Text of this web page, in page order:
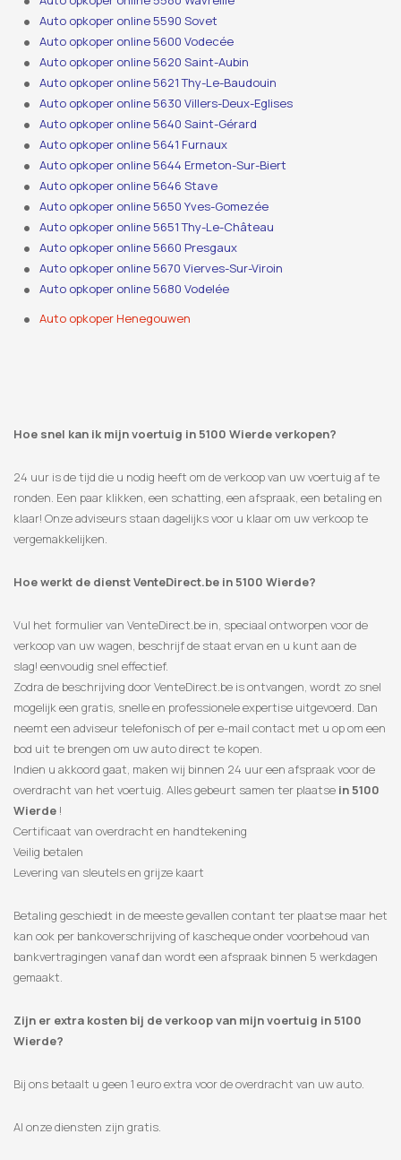
Auto opkoper online 5590 Sovet
Auto opkoper online 5600 Vodecée
Auto opkoper online 5620 Saint-Aubin
Auto opkoper online 5621 Thy-Le-Baudouin
Auto opkoper online 5630 Villers-Deux-Eglises
Auto opkoper online 5640 Saint-Gérard
Auto opkoper online 5641 Furnaux
Auto opkoper online 5644 Ermeton-Sur-Biert
Auto opkoper online 5646 Stave
Auto opkoper online 5650 Yves-Gomezée
Auto opkoper online 5651 Thy-Le-Château
Auto opkoper online 5660 Presgaux
Auto opkoper online 5670 Vierves-Sur-Viroin
Auto opkoper online 5680 Vodelée
Auto opkoper Henegouwen
Hoe snel kan ik mijn voertuig in 5100 Wierde verkopen?
24 uur is de tijd die u nodig heeft om de verkoop van uw voertuig af te
ronden. Een paar klikken, een schatting, een afspraak, een betaling en
klaar! Onze adviseurs staan ​​dagelijks voor u klaar om uw verkoop te
vergemakkelijken.
Hoe werkt de dienst VenteDirect.be in 5100 Wierde?
Vul het formulier van VenteDirect.be in, speciaal ontworpen voor de
verkoop van uw wagen, beschrijf de staat ervan en u kunt aan de
slag! eenvoudig snel effectief.
Zodra de beschrijving door VenteDirect.be is ontvangen, wordt zo snel
mogelijk een gratis, snelle en professionele expertise uitgevoerd. Dan
neemt een adviseur telefonisch of per e-mail contact met u op om een
​​bod uit te brengen om uw auto direct te kopen.
Indien u akkoord gaat, maken wij binnen 24 uur een afspraak voor de
overdracht van het voertuig. Alles gebeurt samen ter plaatse in 5100
Wierde !
Certificaat van overdracht en handtekening
Veilig betalen
Levering van sleutels en grijze kaart
Betaling geschiedt in de meeste gevallen contant ter plaatse maar het
kan ook per bankoverschrijving of kascheque onder voorbehoud van
bankvertragingen vanaf dan wordt een afspraak binnen 5 werkdagen
gemaakt.
Zijn er extra kosten bij de verkoop van mijn voertuig in 5100
Wierde?
Bij ons betaalt u geen 1 euro extra voor de overdracht van uw auto.
Al onze diensten zijn gratis.